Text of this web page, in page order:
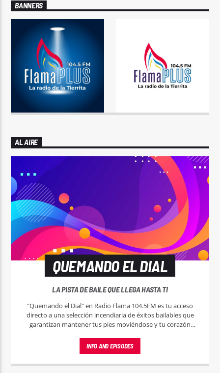
BANNERS
AL AIRE
QUEMANDO EL DIAL
LA PISTA DE BAILE QUE LLEGA HASTA TI
"Quemando el Dial" en Radio Flama 104.5FM es tu acceso
directo a una selección incendiaria de éxitos bailables que
garantizan mantener tus pies moviéndose y tu corazón
INFO AND EPISODES